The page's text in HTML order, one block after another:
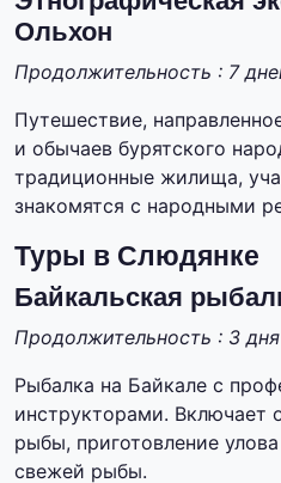
Ольхон
Продолжительность : 7
Путешествие,
и обычаев бурятского
традиционные жилища,
знакомятся с народными
Туры в Слюдянке
Байкальская
Продолжительность : 3
Рыбалка на Байкале с
инструкторами. Включает
рыбы, приготовление
свежей рыбы.